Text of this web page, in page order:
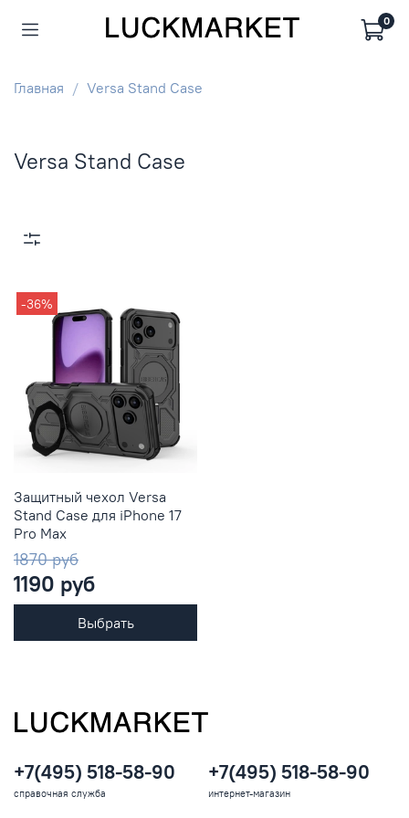
0
Главная Versa Stand Case
Versa Stand Case
-36%
Защитный чехол Versa
Stand Case для iPhone 17
Pro Max
1870 руб
1190 руб
Выбрать
+7(495) 518-58-90
справочная служба
+7(495) 518-58-90
интернет-магазин